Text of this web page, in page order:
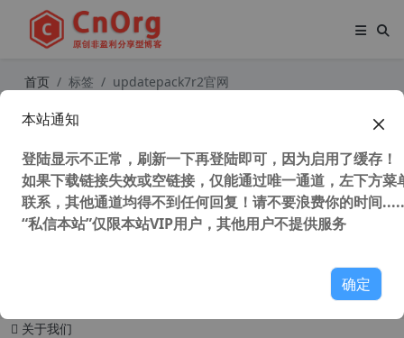
首页 标签 updatepack7r2官网
开发者制作
关于我们
本站通知
登陆显示不正常，刷新一下再登陆即可，因为启用了缓存！
如果下载链接失效或空链接，仅能通过唯一通道，左下方菜
联系，其他通道均得不到任何回复！请不要浪费你的时间
“私信本站”仅限本站VIP用户，其他用户不提供服务
确定